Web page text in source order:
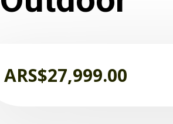
ARS$27,999.00